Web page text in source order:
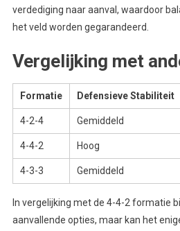
verdediging naar aanval, waardoor
het veld worden gegarandeerd.
Vergelijking met
Formatie Defensieve Stabiliteit
4-2-4 Gemiddeld
4-4-2 Hoog
4-3-3 Gemiddeld
In vergelijking met de 4-4-2 formatie
aanvallende opties, maar kan het